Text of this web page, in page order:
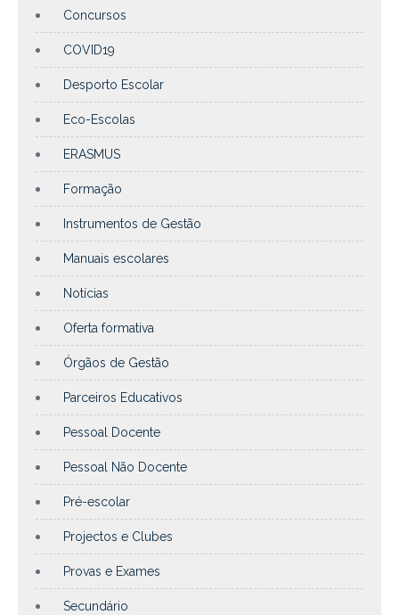
Concursos
COVID19
Desporto Escolar
Eco-Escolas
ERASMUS
Formação
Instrumentos de Gestão
Manuais escolares
Notícias
Oferta formativa
Órgãos de Gestão
Parceiros Educativos
Pessoal Docente
Pessoal Não Docente
Pré-escolar
Projectos e Clubes
Provas e Exames
Secundário